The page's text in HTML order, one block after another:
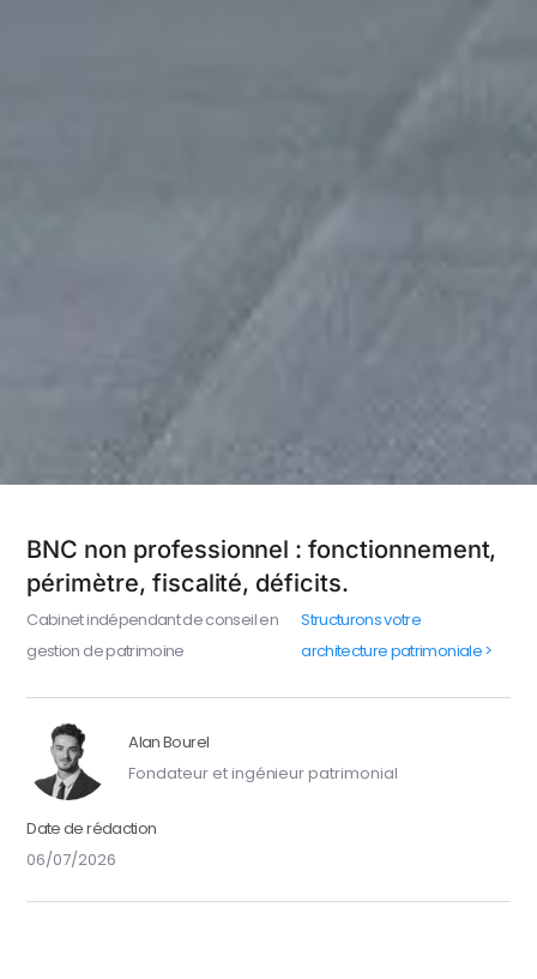
BNC non professionnel : fonctionnement,
périmètre, fiscalité, déficits.
Cabinet indépendant de conseil en
gestion de patrimoine
Structurons votre
architecture patrimoniale >
Alan Bourel
Fondateur et ingénieur patrimonial
Date de rédaction
06/07/2026